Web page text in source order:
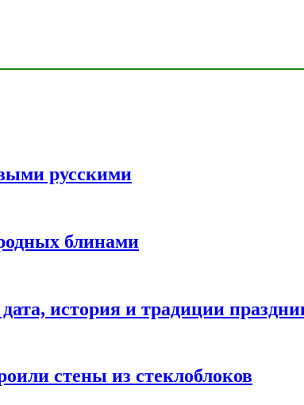
русскими
блинами
история и традиции
стены из стеклоблоков